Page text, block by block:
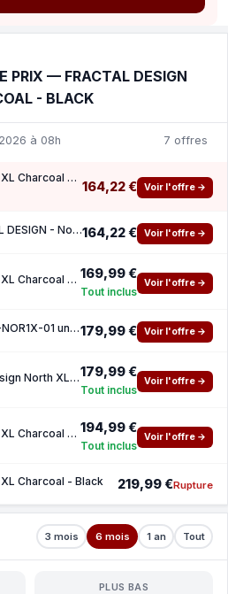
PRIX — FRACTAL DESIGN
- BLACK
à 08h 7 offres
Fractal Design North XL Charcoal Black Mesh- Boîtier PC Gaming Grande Tour EATX à Flux d'a
164,22 € Voir l'offre →
Boitier PC - FRACTAL DESIGN - North XL Charcoal Black - FD-C-NOR1X-01 - E-ATX - Design ele164,22 € Voir l'offre →
Fractal Design North XL Charcoal Black - MT Sans Alim E-ATX 169,99 €
Tout inclus
Voir l'offre →
Fractal Design FD-C-NOR1X-01 unite centrale Midi Tower Black, Charbon de bois179,99 € Voir l'offre →
Boitier PC Fractal Design North XL grand tour Black avec panneau lateral en maille179,99 €
Tout inclus
Voir l'offre →
Fractal Design North XL Charcoal Black - MT Sans Alim E-ATX 194,99 €
Tout inclus
Voir l'offre →
Charcoal - Black 219,99 €Rupture
3 mois 6 mois 1 an Tout
PLUS BAS